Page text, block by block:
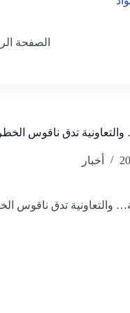
الصفحة
تدق ناقوس الخطر
أخبار